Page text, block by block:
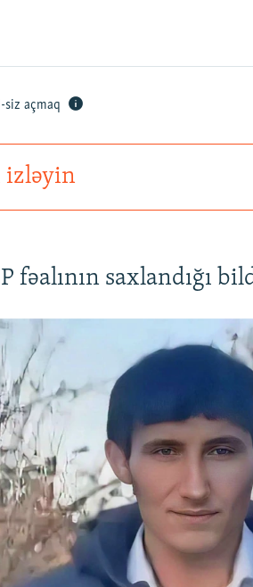
siz açmaq
izləyin
fəalının saxlandığı